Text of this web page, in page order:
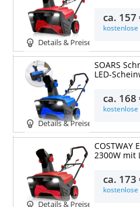
Details & Preise
ca. 157
Details & Preise
SOARS
LED-
ca. 168
Details & Preise
COSTWAY
2300W mit
ca. 173